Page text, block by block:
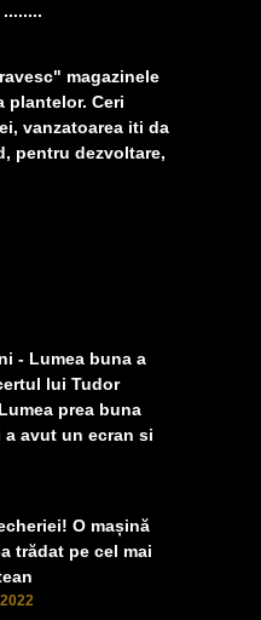
magazinele
plantelor. Ceri
vanzatoarea iti da
pentru dezvoltare,
- Lumea buna a
lui Tudor
prea buna
avut un ecran si
O mașină
trădat pe cel mai